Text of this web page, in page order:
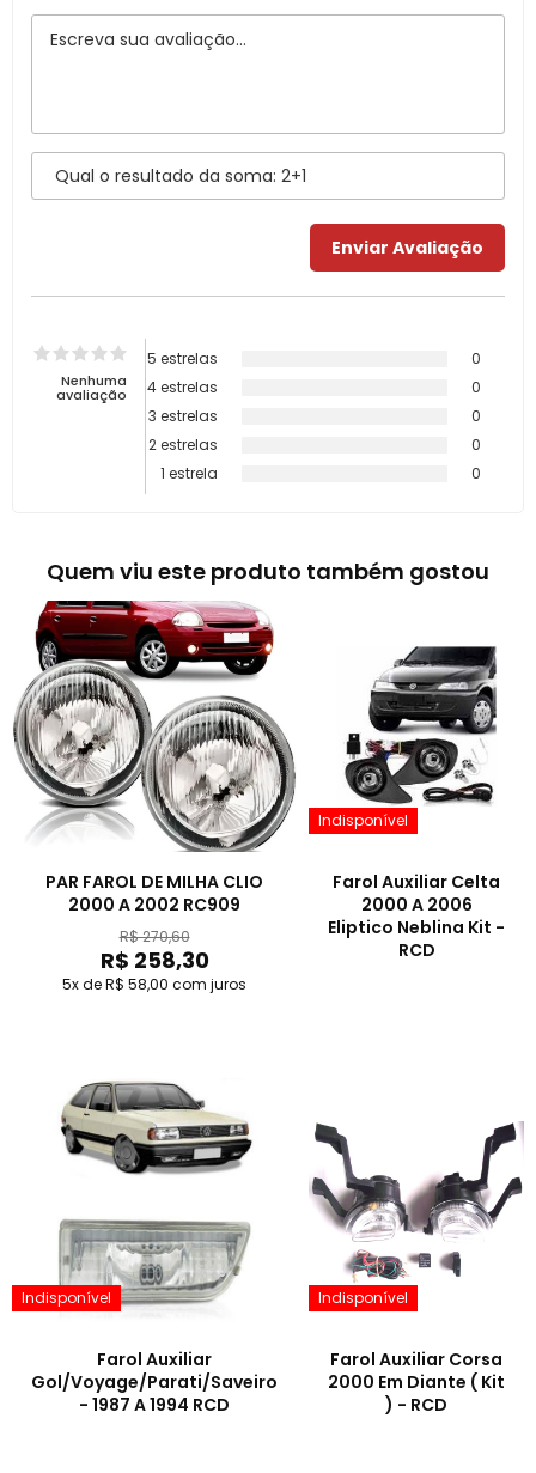
Nenhuma
avaliação
5 estrelas
0
4 estrelas
0
3 estrelas
0
2 estrelas
0
1 estrela
0
Quem viu este produto também gostou
PAR FAROL DE MILHA CLIO
2000 A 2002 RC909
R$ 270,60
R$ 258,30
5x de R$ 58,00 com juros
Farol Auxiliar Celta
2000 A 2006
Eliptico Neblina Kit -
RCD
Indisponível
Farol Auxiliar
Gol/Voyage/Parati/Saveiro
- 1987 A 1994 RCD
Indisponível
Farol Auxiliar Corsa
2000 Em Diante ( Kit
) - RCD
Indisponível